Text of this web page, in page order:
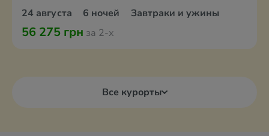
24 августа 6 ночей Завтраки и ужины
56 275 грн за 2-х
Все курорты